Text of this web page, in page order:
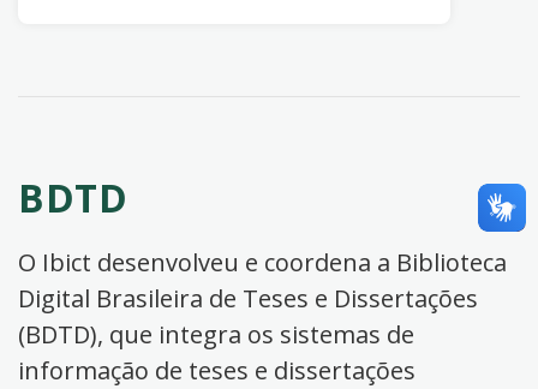
BDTD
O Ibict desenvolveu e coordena a Biblioteca
Digital Brasileira de Teses e Dissertações
(BDTD), que integra os sistemas de
informação de teses e dissertações